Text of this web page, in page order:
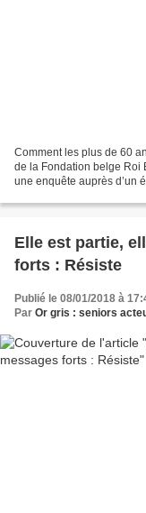
Comment les plus de 60
de la Fondation belge Roi
une enquête auprès d’un
Elle est partie,
forts : Résiste
Publié le 08/01/2018 à
Par Or gris : seniors acteurs